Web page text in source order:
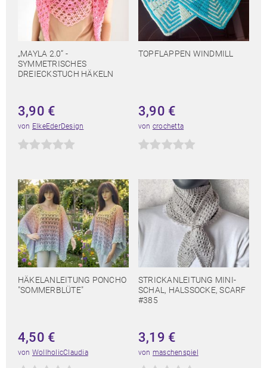
„MAYLA 2.0“ -
SYMMETRISCHES
DREIECKSTUCH HÄKELN
3,90 €
von ElkeEderDesign
TOPFLAPPEN WINDMILL
3,90 €
von crochetta
HÄKELANLEITUNG PONCHO
"SOMMERBLÜTE"
4,50 €
von WollholicClaudia
STRICKANLEITUNG MINI-
SCHAL, HALSSOCKE, SCARF
#385
3,19 €
von maschenspiel